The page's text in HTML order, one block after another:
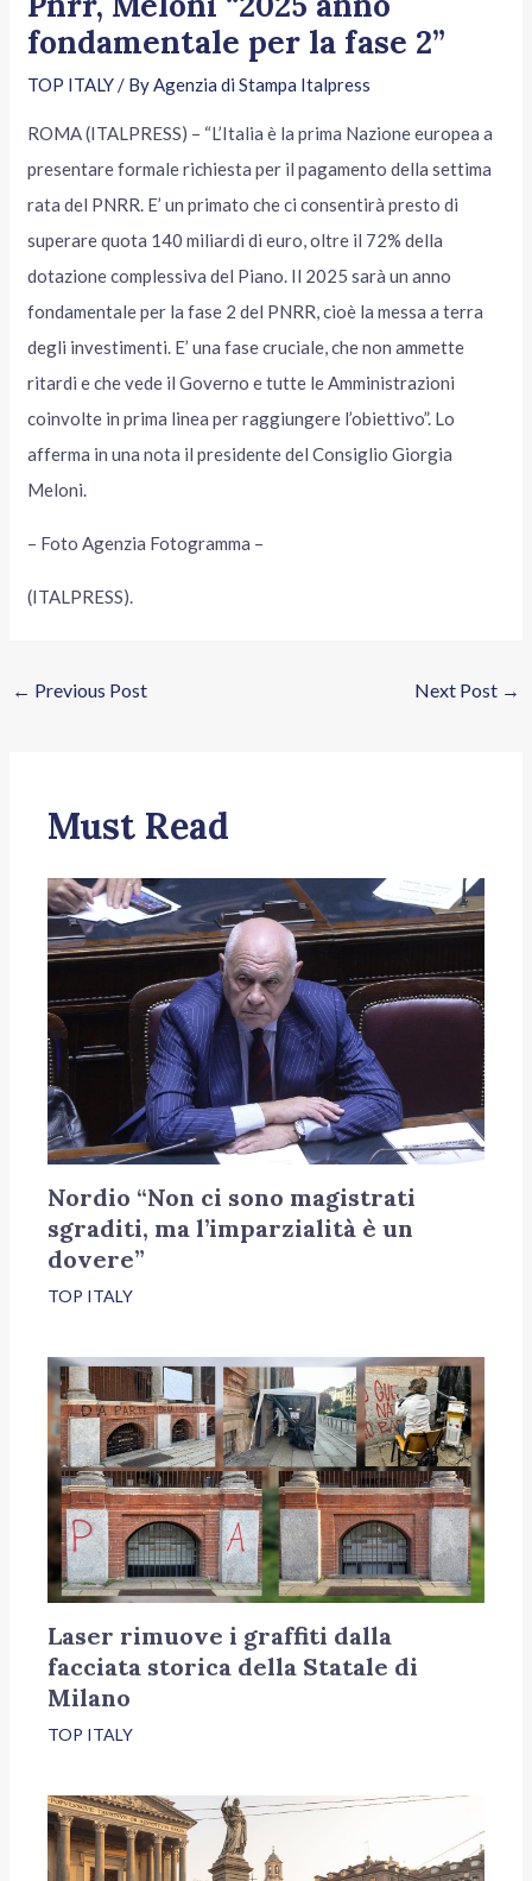
fondamentale per la fase 2”
TOP ITALY/ ByAgenzia di Stampa Italpress
ROMA (ITALPRESS) – “L’Italia è la prima Nazione europea a
presentare formale richiesta per il pagamento della settima
rata del PNRR. E’ un primato che ci consentirà presto di
superare quota 140 miliardi di euro, oltre il 72% della
dotazione complessiva del Piano. Il 2025 sarà un anno
fondamentale per la fase 2 del PNRR, cioè la messa a terra
degli investimenti. E’ una fase cruciale, che non ammette
ritardi e che vede il Governo e tutte le Amministrazioni
coinvolte in prima linea per raggiungere l’obiettivo”. Lo
afferma in una nota il presidente del Consiglio Giorgia
Meloni.
– Foto Agenzia Fotogramma –
(ITALPRESS).
← Previous Post Next Post →
Must Read
Nordio “Non ci sono magistrati
sgraditi, ma l’imparzialità è un
dovere”
TOP ITALY
Laser rimuove i graffiti dalla
facciata storica della Statale di
Milano
TOP ITALY